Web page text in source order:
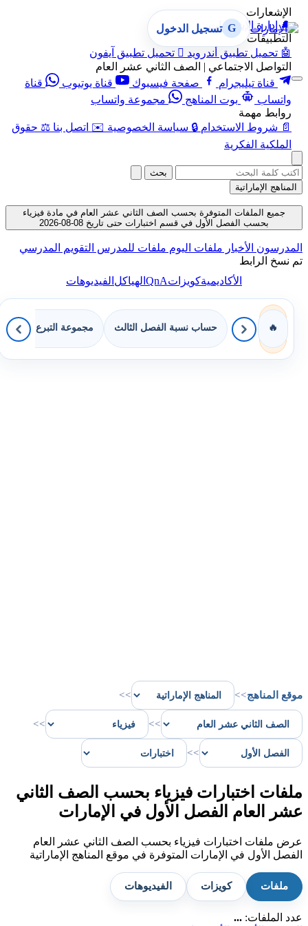
الإشعارات
🔔 إدارة الإشعارات
التطبيقات
🤖 تحميل تطبيق أندرويد  تحميل تطبيق آيفون
التواصل الاجتماعي | الصف الثاني عشر العام
قناة تيليجرام
صفحة فيسبوك قناة يوتيوب
قناة
واتساب
بوت المناهج
مجموعة واتساب
روابط مهمة
📄 شروط الاستخدام 🔒 سياسة الخصوصية ✉️ اتصل بنا ⚖️ حقوق
الملكية الفكرية
G تسجيل الدخول
بحث
المناهج الإماراتية
جميع الملفات المتوفرة بحسب الصف الثاني عشر العام في مادة فيزياء
بحسب الفصل الأول في قسم اختبارات حتى تاريخ 08-08-2026
المدرسون الأخبار ملفات اليوم ملفات للمدرس التقويم المدرسي
تم نسخ الرابط
الأكاديميةكويزاتQnAالهياكلالفيديوهات
🔥 حساب نسبة الفصل الثالث مجموعة التبرع بالكتب
موقع المناهج>>
>>
>>
>>
>>
ملفات اختبارات فيزياء بحسب الصف الثاني
عشر العام الفصل الأول في الإمارات
عرض ملفات اختبارات فيزياء بحسب الصف الثاني عشر العام
الفصل الأول في الإمارات المتوفرة في موقع المناهج الإماراتية
ملفات كويزات الفيديوهات
عدد الملفات: ...